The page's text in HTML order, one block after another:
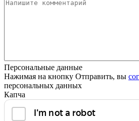
Персональные данные
Нажимая на кнопку Отправить, вы
персональных данных
Капча